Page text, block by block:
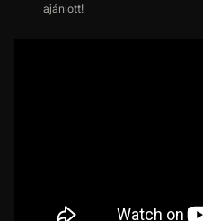
ajánlott!